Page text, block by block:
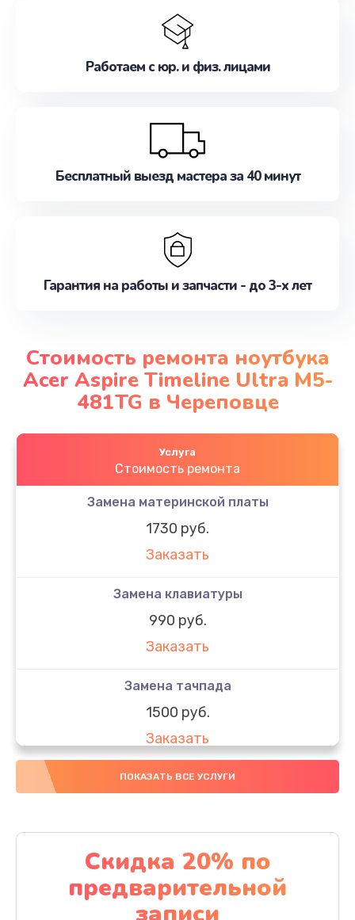
Работаем с юр. и физ. лицами
Бесплатный выезд мастера за 40 минут
Гарантия на работы и запчасти - до 3-х лет
Стоимость ремонта ноутбука
Acer Aspire Timeline Ultra M5-
481TG в Череповце
Услуга
Стоимость ремонта
Замена материнской платы
1730 руб.
Заказать
Замена клавиатуры
990 руб.
Заказать
Замена тачпада
1500 руб.
Заказать
Замена южного моста
Заказать
Чистка от пыли
1060 руб.
ПОКАЗАТЬ ВСЕ УСЛУГИ
Скидка 20% по
предварительной